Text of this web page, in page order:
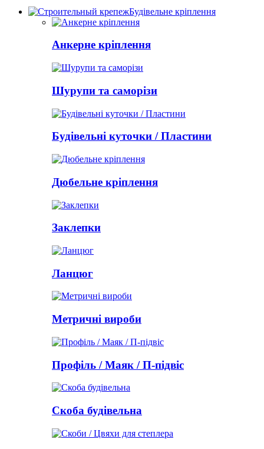
Будівельне кріплення
Анкерне кріплення
Шурупи та саморізи
Будівельні куточки / Пластини
Дюбельне кріплення
Заклепки
Ланцюг
Метричні вироби
Профіль / Маяк / П-підвіс
Скоба будівельна